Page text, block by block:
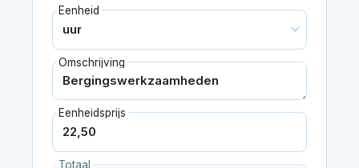
Eenheid
Omschrijving
Eenheidsprijs
Totaal